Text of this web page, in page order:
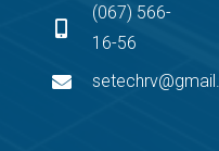
(067) 566-
16-56